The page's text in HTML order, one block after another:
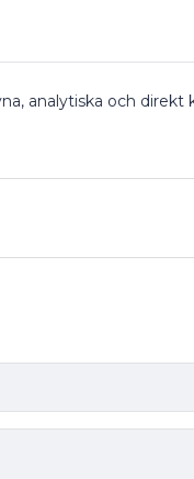
analytiska och direkt